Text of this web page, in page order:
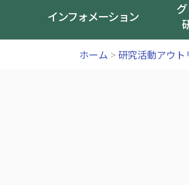
インフォメーション
ホーム >研究活動アウト